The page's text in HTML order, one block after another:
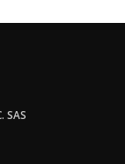
SAS